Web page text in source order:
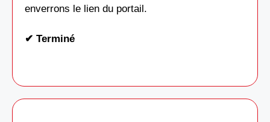
enverrons le lien du portail.
✔ Terminé